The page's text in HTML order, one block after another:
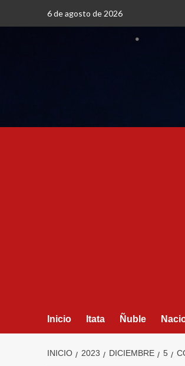
6 de agosto de 2026
Inicio Itata Ñuble
INICIO 2023 DICIEMBRE 5